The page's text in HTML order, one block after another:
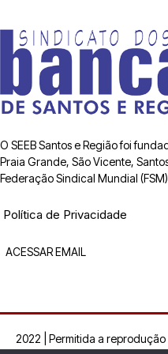
O SEEB Santos e Região foi
Praia Grande, São Vicente,
Federação Sindical Mundial
Política de Privacidade
ACESSAR EMAIL
2022 | Permitida a